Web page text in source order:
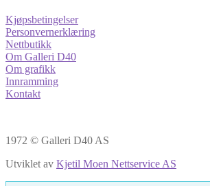
Kjøpsbetingelser
Personvernerklæring
Nettbutikk
Om Galleri D40
Om grafikk
Innramming
Kontakt
1972 © Galleri D40 AS
Utviklet av Kjetil Moen Nettservice AS